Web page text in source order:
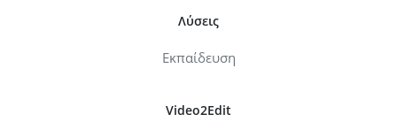
Λύσεις
Εκπαίδευση
Video2Edit